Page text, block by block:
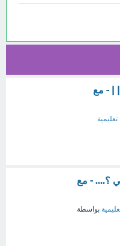
| - مع
تعليمية
؟.... - مع
بواسطة